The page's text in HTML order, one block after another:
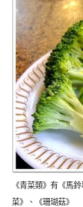
《青菜類》有《馬
菜》、《珊瑚菇》